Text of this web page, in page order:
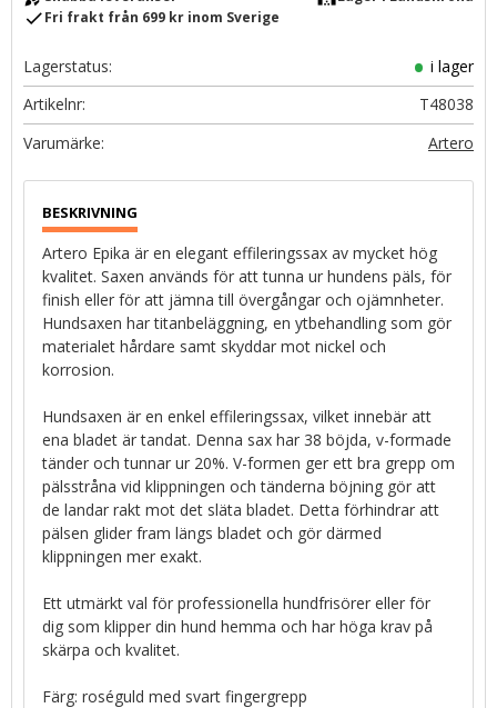
checkFri frakt från 699 kr inom Sverige
Lagerstatus
i lager
Artikelnr
T48038
Artero
Artero Epika är en elegant effileringssax av mycket hög
kvalitet. Saxen används för att tunna ur hundens päls, för
finish eller för att jämna till övergångar och ojämnheter.
Hundsaxen har titanbeläggning, en ytbehandling som gör
materialet hårdare samt skyddar mot nickel och
korrosion.
Hundsaxen är en enkel effileringssax, vilket innebär att
ena bladet är tandat. Denna sax har 38 böjda, v-formade
tänder och tunnar ur 20%. V-formen ger ett bra grepp om
pälsstråna vid klippningen och tänderna böjning gör att
de landar rakt mot det släta bladet. Detta förhindrar att
pälsen glider fram längs bladet och gör därmed
klippningen mer exakt.
Ett utmärkt val för professionella hundfrisörer eller för
dig som klipper din hund hemma och har höga krav på
skärpa och kvalitet.
Färg: roséguld med svart fingergrepp